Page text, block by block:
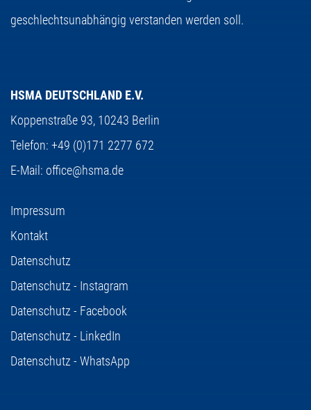
geschlechtsunabhängig verstanden werden soll.
HSMA DEUTSCHLAND E.V.
Koppenstraße 93, 10243 Berlin
Telefon: +49 (0)171 2277 672
E-Mail: office@hsma.de
Impressum
Kontakt
Datenschutz
Datenschutz - Instagram
Datenschutz - Facebook
Datenschutz - LinkedIn
Datenschutz - WhatsApp